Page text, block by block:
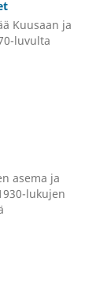
Kuusaan ja
luvulta
asema ja
lukujen